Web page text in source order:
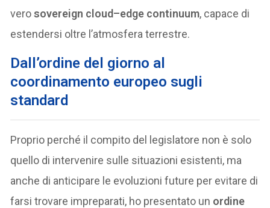
verosovereign cloud–edge continuum, capace di
estendersi oltre l’atmosfera terrestre.
Dall’ordine del giorno al
coordinamento europeo sugli
standard
Proprio perché il compito del legislatore non è solo
quello di intervenire sulle situazioni esistenti, ma
anche di anticipare le evoluzioni future per evitare di
farsi trovare impreparati, ho presentato un ordine